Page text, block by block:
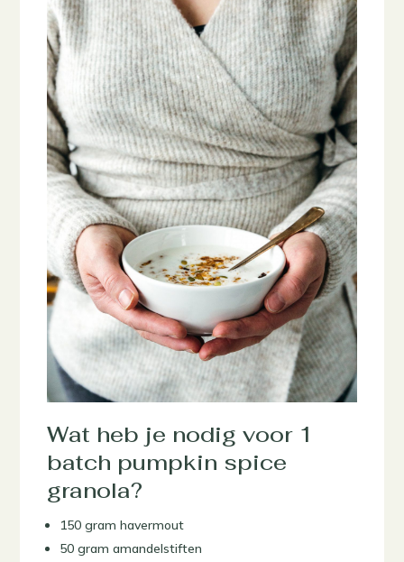
Wat heb je nodig voor 1
batch pumpkin spice
granola?
150 gram havermout
50 gram amandelstiften